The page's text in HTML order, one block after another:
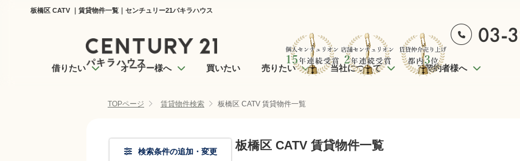
板橋区 CATV ｜賃貸物件一覧｜センチュリー21パキラハウス
借りたい オーナー様へ 買いたい 売りたい 当社について ご契約者様へ
TOPページ 賃貸物件検索 板橋区 CATV 賃貸物件一覧
板橋区 CATV 賃貸物件一覧
検索条件の追加・変更